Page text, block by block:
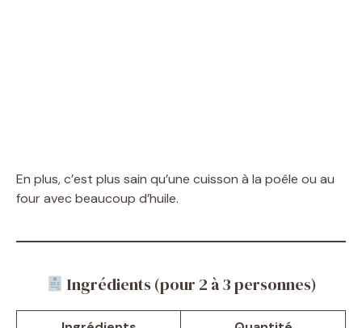
En plus, c’est plus sain qu’une cuisson à la poêle ou au
four avec beaucoup d’huile.
Ingrédients (pour 2 à 3 personnes)